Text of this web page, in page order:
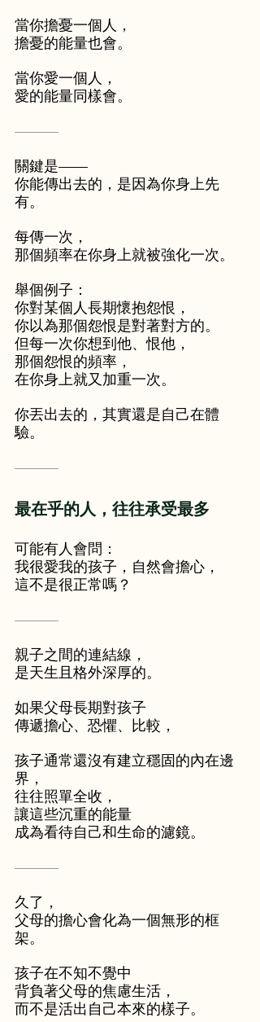
當你擔憂一個人，
擔憂的能量也會。
當你愛一個人，
愛的能量同樣會。
———
關鍵是——
你能傳出去的，是因為你身上先
有。
每傳一次，
那個頻率在你身上就被強化一次。
舉個例子：
你對某個人長期懷抱怨恨，
你以為那個怨恨是對著對方的。
但每一次你想到他、恨他，
那個怨恨的頻率，
在你身上就又加重一次。
你丟出去的，其實還是自己在體
驗。
———
最在乎的人，往往承受最多
可能有人會問：
我很愛我的孩子，自然會擔心，
這不是很正常嗎？
———
親子之間的連結線，
是天生且格外深厚的。
如果父母長期對孩子
傳遞擔心、恐懼、比較，
孩子通常還沒有建立穩固的內在邊
界，
往往照單全收，
讓這些沉重的能量
成為看待自己和生命的濾鏡。
———
久了，
父母的擔心會化為一個無形的框
架。
孩子在不知不覺中
背負著父母的焦慮生活，
而不是活出自己本來的樣子。